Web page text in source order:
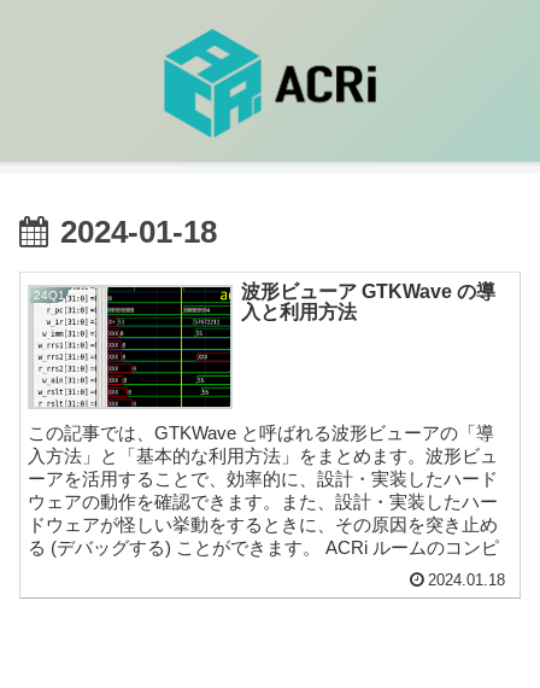
2024-01-18
24Q1
波形ビューア GTKWave の導
入と利用方法
この記事では、GTKWave と呼ばれる波形ビューアの「導
入方法」と「基本的な利用方法」をまとめます。波形ビュ
ーアを活用することで、効率的に、設計・実装したハード
ウェアの動作を確認できます。また、設計・実装したハー
ドウェアが怪しい挙動をするときに、その原因を突き止め
る (デバッグする) ことができます。 ACRi ルームのコンピ
ュータで GTKWave を起動してみる ACRi ルームでログイ
ンするコンピュータ (例えば、vs001 や vs002) には
2024.01.18